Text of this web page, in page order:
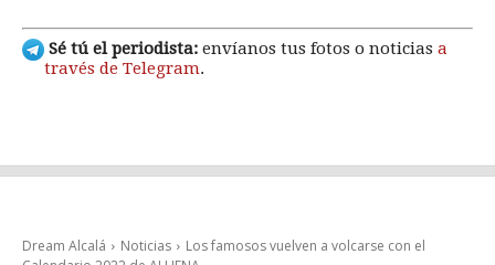
Sé tú el periodista: envíanos tus fotos o noticias a
través de Telegram.